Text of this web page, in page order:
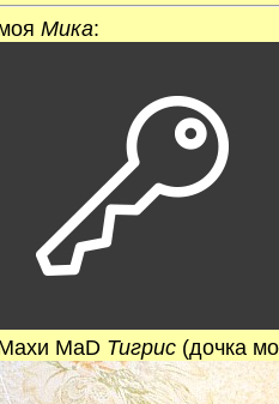
Мика:
MaD Тигрис (дочка